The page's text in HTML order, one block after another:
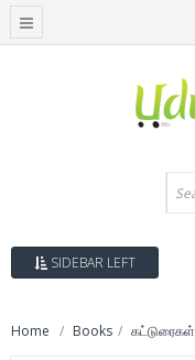
SIDEBAR LEFT
Home Books கட்டுரைகள்